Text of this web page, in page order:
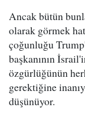
Ancak bütün
olarak görmek
çoğunluğu
başkanının
özgürlüğünün
gerektiğine
düşünüyor.